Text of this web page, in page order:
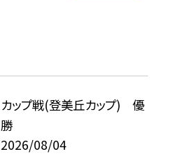
カップ戦(登美丘カップ) 優
勝
2026/08/04